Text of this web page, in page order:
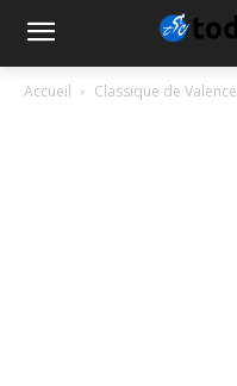
Accueil Classique de Valence